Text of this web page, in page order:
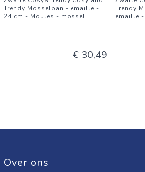
Trendy Mosselpan - emaille -
24 cm - Moules - mossel...
€ 30,49
Trendy
emaille
Over ons